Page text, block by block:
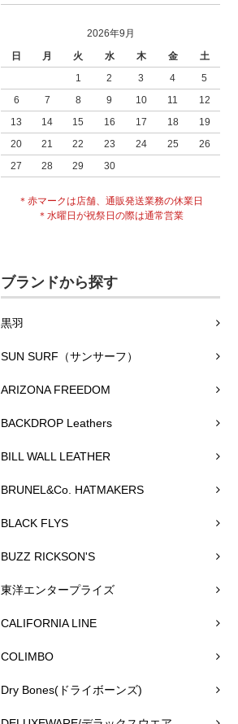
2026年9月
日
月 火 水 木 金
土
1
2 3 4
5
6
7 8 9 10 11
12
13
14 15 16 17 18
19
20
21 22 23 24 25
26
27
28 29 30
＊赤マークは店舗、通販発送業務の休業日
＊水曜日が祝祭日の際は通常営業
ブランドから探す
黒羽
SUN SURF（サンサーフ）
ARIZONA FREEDOM
BACKDROP Leathers
BILL WALL LEATHER
BRUNEL&Co. HATMAKERS
BLACK FLYS
BUZZ RICKSON'S
東洋エンタープライズ
CALIFORNIA LINE
COLIMBO
Dry Bones(ドライボーンズ)